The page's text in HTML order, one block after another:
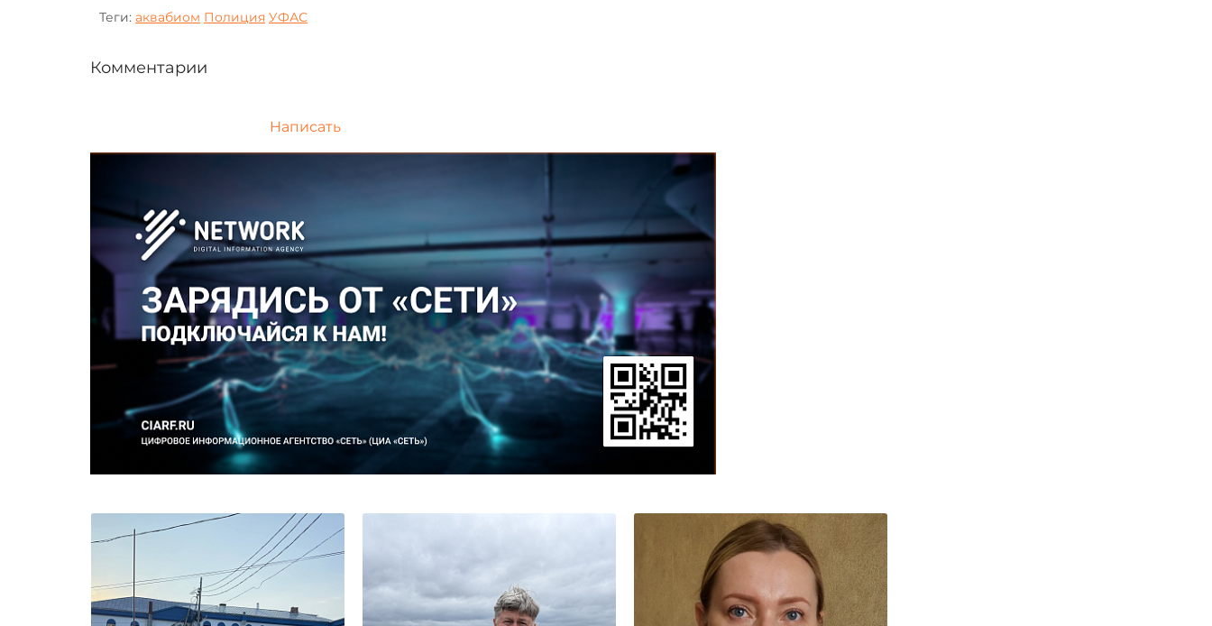
Теги: аквабиом Полиция УФАС
Комментарии
Написать